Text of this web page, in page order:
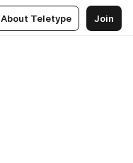
About Teletype Join